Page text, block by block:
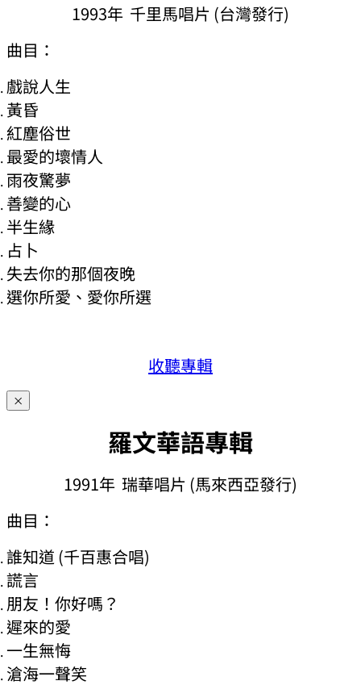
1993年 千里馬唱片 (台灣發行)
曲目：
戲說人生
黃昏
紅塵俗世
最愛的壞情人
雨夜驚夢
善變的心
半生緣
占卜
失去你的那個夜晚
選你所愛、愛你所選
收聽專輯
×
羅文華語專輯
1991年 瑞華唱片 (馬來西亞發行)
曲目：
誰知道 (千百惠合唱)
謊言
朋友！你好嗎？
遲來的愛
一生無悔
滄海一聲笑